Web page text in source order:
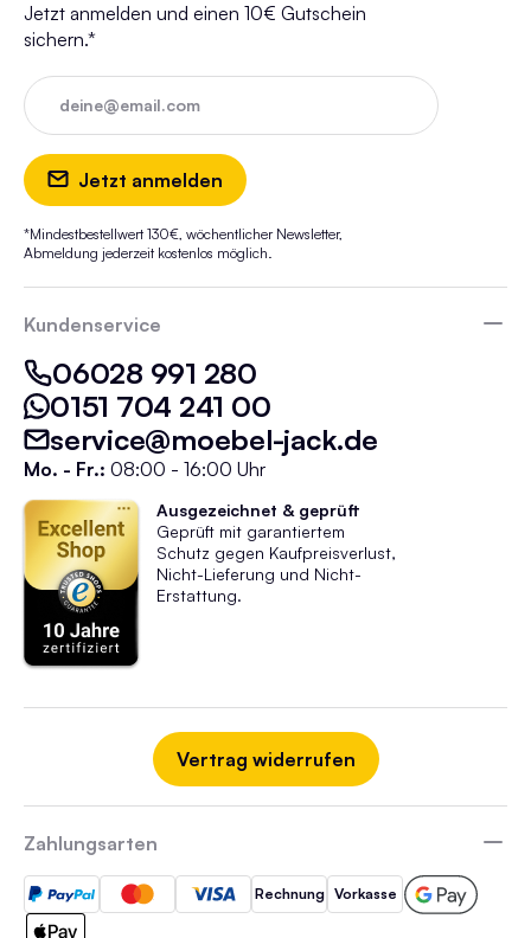
Jetzt anmelden und einen 10€ Gutschein
sichern.*
deine@email.com
Jetzt anmelden
*Mindestbestellwert 130€, wöchentlicher Newsletter,
Abmeldung jederzeit kostenlos möglich.
Kundenservice
06028 991 280
0151 704 241 00
service@moebel-jack.de
Mo. - Fr.: 08:00 - 16:00 Uhr
Ausgezeichnet & geprüft
Geprüft mit garantiertem
Schutz gegen Kaufpreisverlust,
Nicht-Lieferung und Nicht-
Erstattung.
Vertrag widerrufen
Zahlungsarten
Rechnung Vorkasse